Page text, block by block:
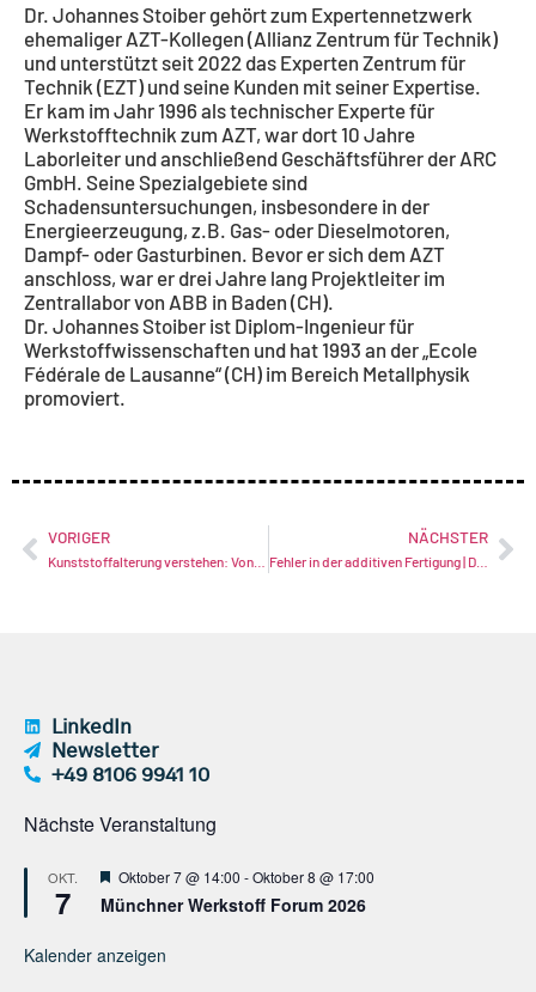
Dr. Johannes Stoiber gehört zum Expertennetzwerk
ehemaliger AZT-Kollegen (Allianz Zentrum für Technik)
und unterstützt seit 2022 das Experten Zentrum für
Technik (EZT) und seine Kunden mit seiner Expertise.
Er kam im Jahr 1996 als technischer Experte für
Werkstofftechnik zum AZT, war dort 10 Jahre
Laborleiter und anschließend Geschäftsführer der ARC
GmbH. Seine Spezialgebiete sind
Schadensuntersuchungen, insbesondere in der
Energieerzeugung, z.B. Gas- oder Dieselmotoren,
Dampf- oder Gasturbinen. Bevor er sich dem AZT
anschloss, war er drei Jahre lang Projektleiter im
Zentrallabor von ABB in Baden (CH).
Dr. Johannes Stoiber ist Diplom-Ingenieur für
Werkstoffwissenschaften und hat 1993 an der „Ecole
Fédérale de Lausanne“ (CH) im Bereich Metallphysik
promoviert.
VORIGER NÄCHSTER
Fehler in der additiven Fertigung | Dr. Johannes Diller, GWP
LinkedIn
Newsletter
+49 8106 9941 10
Nächste Veranstaltung
OKT.
7
Hervorgehoben
Oktober 7 @ 14:00 -Oktober 8 @ 17:00
Münchner Werkstoff Forum 2026
Kalender anzeigen